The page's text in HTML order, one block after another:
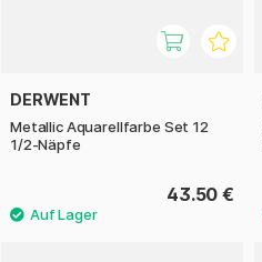
DERWENT
Metallic Aquarellfarbe Set 12
1/2-Näpfe
43.50 €